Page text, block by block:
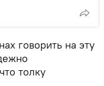
говорить на эту
толку